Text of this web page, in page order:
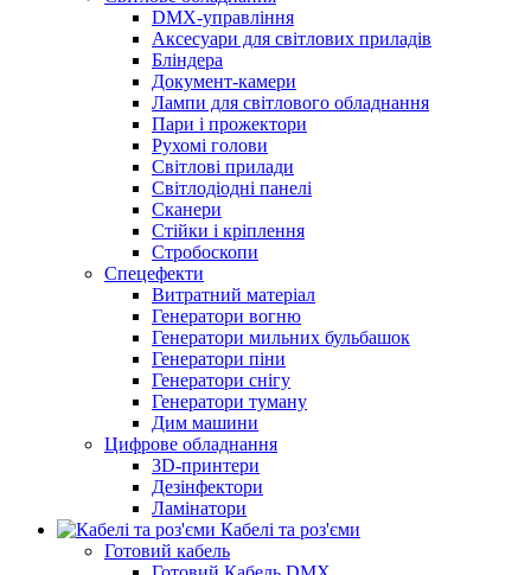
DMX-управління
Аксесуари для світлових приладів
Бліндера
Документ-камери
Лампи для світлового обладнання
Пари і прожектори
Рухомі голови
Світлові прилади
Світлодіодні панелі
Сканери
Стійки і кріплення
Стробоскопи
Спецефекти
Витратний матеріал
Генератори вогню
Генератори мильних бульбашок
Генератори піни
Генератори снігу
Генератори туману
Дим машини
Цифрове обладнання
3D-принтери
Дезінфектори
Ламінатори
Кабелі та роз'єми
Готовий кабель